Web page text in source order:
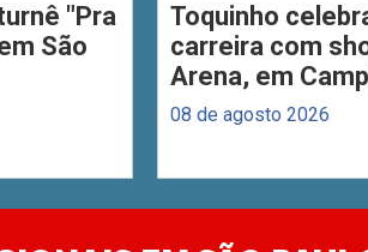
"Pra
São
Toquinho
carreira com
Arena, em
08 de agosto 2026